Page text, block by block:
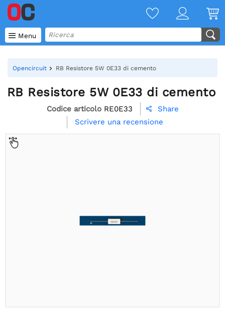
 Menu
Opencircuit RB Resistore 5W 0E33 di cemento
RB Resistore 5W 0E33 di cemento
Codice articolo RE0E33 
Share
Scrivere una recensione